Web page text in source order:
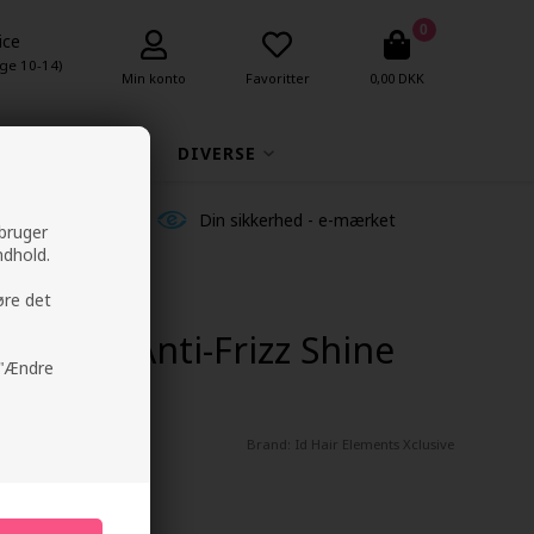
det
10-14)
Min konto Favoritter
0
0,00 DKK
DIVERSE
Din sikkerhed - e-mærket
Anti-Frizz Shine
Brand: Id Hair Elements Xclusive